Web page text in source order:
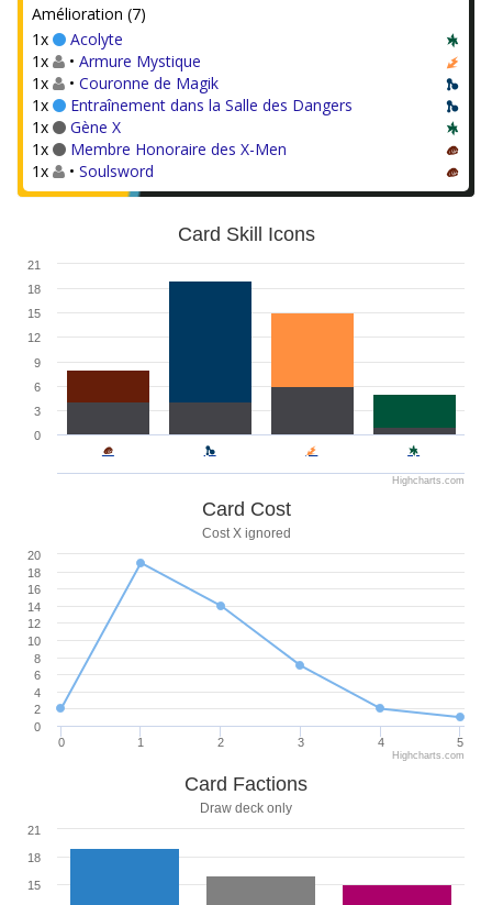
Amélioration (7)
1x
Acolyte
1x
• Armure Mystique
1x
• Couronne de Magik
1x
Entraînement dans la Salle des Dangers
1x
Gène X
1x
Membre Honoraire des X-Men
1x
• Soulsword
Card Skill Icons
0
3
6
9
12
15
18
21
Highcharts.com
Card Cost
Cost X ignored
0 1 2 3 4 5
0
2
4
6
8
10
12
14
16
18
20
Highcharts.com
Card Factions
Draw deck only
15
18
21